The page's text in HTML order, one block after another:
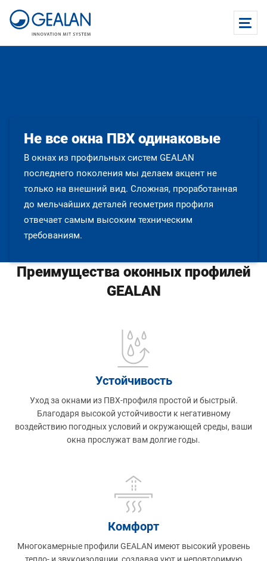
Не все окна ПВХ одинаковые
В окнах из профильных систем GEALAN
последнего поколения мы делаем акцент не
только на внешний вид. Сложная, проработанная
до мельчайших деталей геометрия профиля
отвечает самым высоким техническим
требованиям.
Преимущества оконных профилей
GEALAN
Устойчивость
Уход за окнами из ПВХ-профиля простой и быстрый.
Благодаря высокой устойчивости к негативному
воздействию погодных условий и окружающей среды, ваши
окна прослужат вам долгие годы.
Комфорт
Многокамерные профили GEALAN имеют высокий уровень